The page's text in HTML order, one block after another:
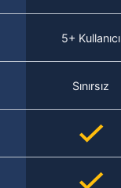
5+ Kullanıcı
Sınırsız